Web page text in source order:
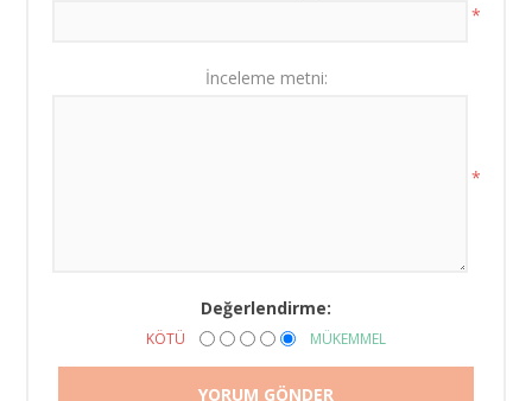
*
İnceleme metni:
*
Değerlendirme:
KÖTÜ MÜKEMMEL